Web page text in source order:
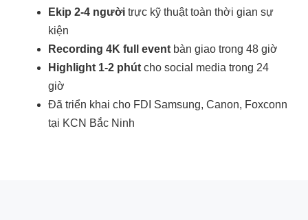
Ekip 2-4 người trực kỹ thuật toàn thời gian sự
kiện
Recording 4K full event bàn giao trong 48 giờ
Highlight 1-2 phút cho social media trong 24
giờ
Đã triển khai cho FDI Samsung, Canon, Foxconn
tại KCN Bắc Ninh